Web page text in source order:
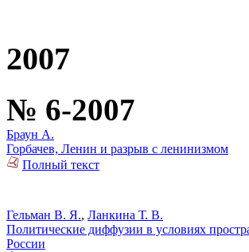
2007
№ 6-2007
Браун А.
Горбачев, Ленин и разрыв с ленинизмом
Полный текст
Гельман В. Я., Ланкина Т. В.
Политические диффузии в условиях
России